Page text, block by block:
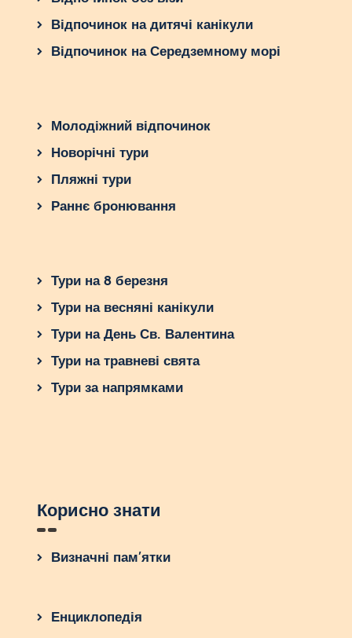
Відпочинок на дитячі канікули
Відпочинок на Середземному морі
Молодіжний відпочинок
Новорічні тури
Пляжні тури
Раннє бронювання
Тури на 8 березня
Тури на весняні канікули
Тури на День Св. Валентина
Тури на травневі свята
Тури за напрямками
Корисно знати
Визначні пам’ятки
Енциклопедія